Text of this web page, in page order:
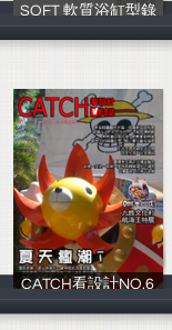
SOFT 軟質浴缸型錄
Channel D
CATCH看設計NO.6
影音誌